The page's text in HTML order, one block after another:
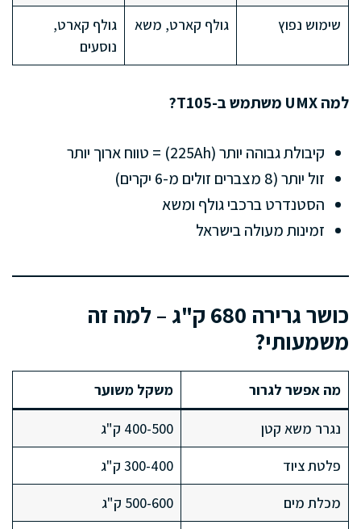
שימוש נפוץ
גולף קארט, משא
גולף קארט,
נוסעים
למה UMX משתמש ב-T105?
קיבולת גבוהה יותר (225Ah) = טווח ארוך יותר
זול יותר (8 מצברים זולים מ-6 יקרים)
הסטנדרט ברכבי גולף ומשא
זמינות מעולה בישראל
כושר גרירה 680 ק"ג – למה זה
משמעותי?
מה אפשר לגרור משקל משוער
נגרר משא קטן
400-500 ק"ג
פלטת ציוד
300-400 ק"ג
מכלת מים
500-600 ק"ג